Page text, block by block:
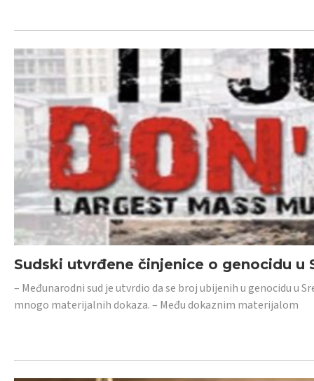
Sudski utvrđene činjenice o genocidu u
– Međunarodni sud je utvrdio da se broj ubijenih u genocidu u
mnogo materijalnih dokaza. – Među dokaznim materijalom